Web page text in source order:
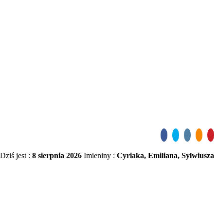
Dziś jest : 8 sierpnia 2026 Imieniny : Cyriaka, Emiliana, Sylwiusza